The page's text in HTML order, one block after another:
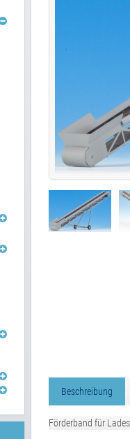
Beschreibung
Förderband für